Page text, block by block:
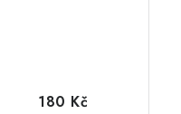
180 Kč